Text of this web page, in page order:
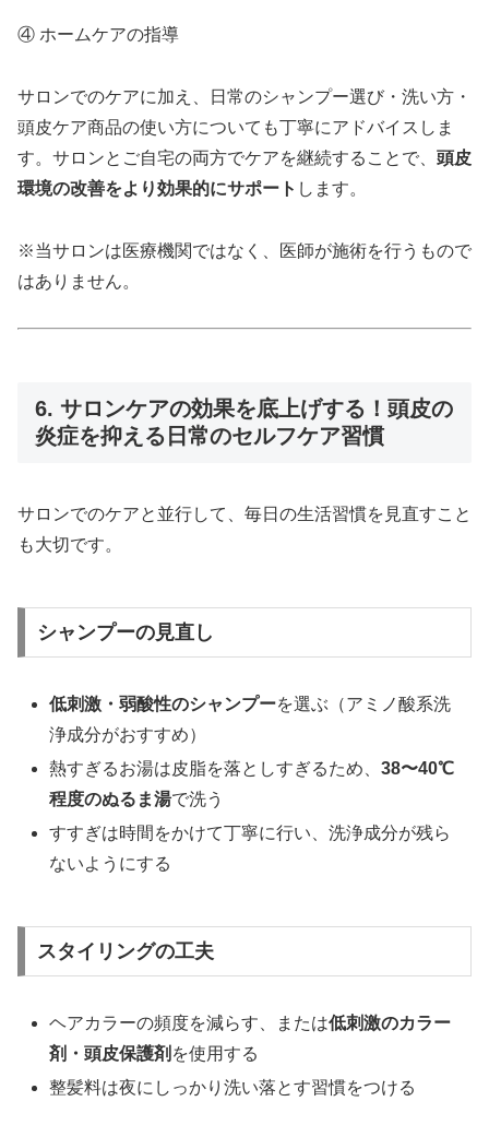
④ ホームケアの指導
サロンでのケアに加え、日常のシャンプー選び・洗い方・
頭皮ケア商品の使い方についても丁寧にアドバイスしま
す。サロンとご自宅の両方でケアを継続することで、 頭皮
環境の改善をより効果的にサポート します。
※当サロンは医療機関ではなく、医師が施術を行うもので
はありません。
6. サロンケアの効果を底上げする！頭皮の
炎症を抑える日常のセルフケア習慣
サロンでのケアと並行して、毎日の生活習慣を見直すこと
も大切です。
シャンプーの見直し
低刺激・弱酸性のシャンプーを選ぶ（アミノ酸系洗
浄成分がおすすめ）
熱すぎるお湯は皮脂を落としすぎるため、38〜40℃
程度のぬるま湯で洗う
すすぎは時間をかけて丁寧に行い、洗浄成分が残ら
ないようにする
スタイリングの工夫
ヘアカラーの頻度を減らす、または低刺激のカラー
剤・頭皮保護剤 を使用する
整髪料は夜にしっかり洗い落とす習慣をつける